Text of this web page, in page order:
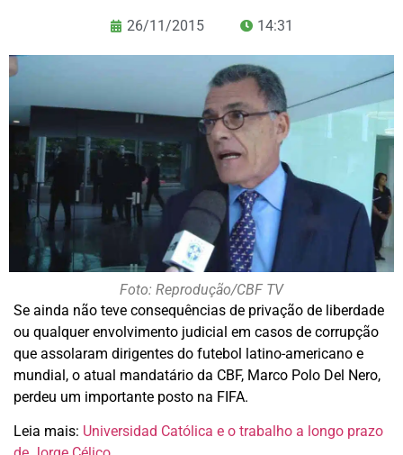
26/11/2015 14:31
Foto: Reprodução/CBF TV
Se ainda não teve consequências de privação de liberdade
ou qualquer envolvimento judicial em casos de corrupção
que assolaram dirigentes do futebol latino-americano e
mundial, o atual mandatário da CBF, Marco Polo Del Nero,
perdeu um importante posto na FIFA.
Leia mais: Universidad Católica e o trabalho a longo prazo